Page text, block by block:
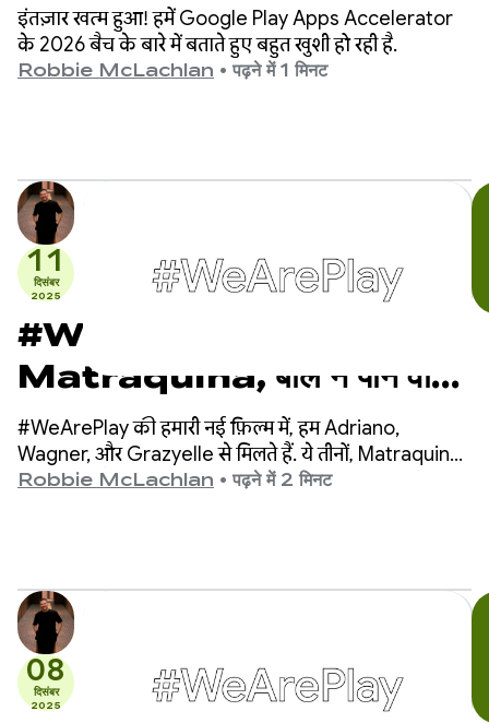
के बारे में जानें
इंतज़ार खत्म हुआ! हमें Google Play Apps Accelerator
के 2026 बैच के बारे में बताते हुए बहुत खुशी हो रही है.
Robbie McLachlan • पढ़ने में 1 मिनट
11
दिसंबर
2025
#WeArePlay:
Matraquina, बोल न पाने वाले
बच्चों को बातचीत करने में कैसे मदद
करता है
#WeArePlay की हमारी नई फ़िल्म में, हम Adriano,
Wagner, और Grazyelle से मिलते हैं. ये तीनों, Matraquinha
ऐप के पीछे हैं. यह ऐप, 80 से ज़्यादा देशों में बोल न पाने वाले
Robbie McLachlan • पढ़ने में 2 मिनट
08
दिसंबर
2025